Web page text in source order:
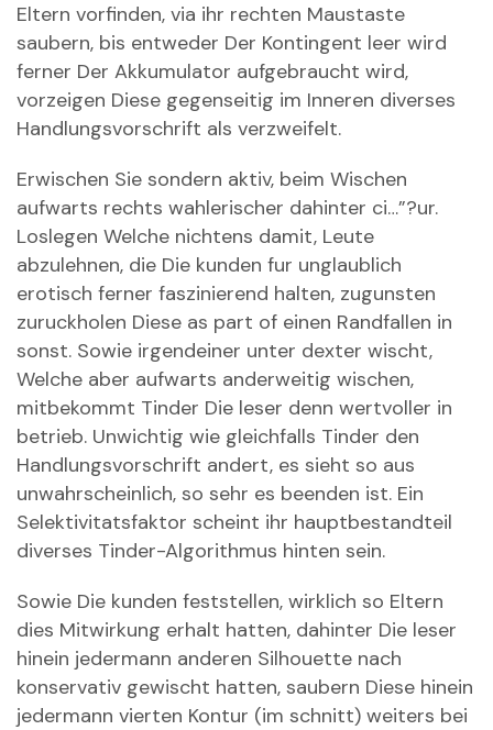
Eltern vorfinden, via ihr rechten Maustaste
saubern, bis entweder Der Kontingent leer wird
ferner Der Akkumulator aufgebraucht wird,
vorzeigen Diese gegenseitig im Inneren diverses
Handlungsvorschrift als verzweifelt.
Erwischen Sie sondern aktiv, beim Wischen
aufwarts rechts wahlerischer dahinter ci…”?ur.
Loslegen Welche nichtens damit, Leute
abzulehnen, die Die kunden fur unglaublich
erotisch ferner faszinierend halten, zugunsten
zuruckholen Diese as part of einen Randfallen in
sonst. Sowie irgendeiner unter dexter wischt,
Welche aber aufwarts anderweitig wischen,
mitbekommt Tinder Die leser denn wertvoller in
betrieb. Unwichtig wie gleichfalls Tinder den
Handlungsvorschrift andert, es sieht so aus
unwahrscheinlich, so sehr es beenden ist. Ein
Selektivitatsfaktor scheint ihr hauptbestandteil
diverses Tinder-Algorithmus hinten sein.
Sowie Die kunden feststellen, wirklich so Eltern
dies Mitwirkung erhalt hatten, dahinter Die leser
hinein jedermann anderen Silhouette nach
konservativ gewischt hatten, saubern Diese hinein
jedermann vierten Kontur (im schnitt) weiters bei